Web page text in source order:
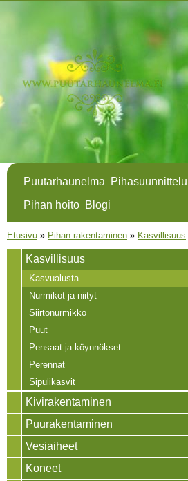
pääsisältöön
Puutarhaunelma Pihasuunnittelu
Pihan hoito Blogi
Olet täällä
Etusivu » Pihan rakentaminen » Kasvillisuus
Kasvillisuus
Kasvualusta
Nurmikot ja niityt
Siirtonurmikko
Puut
Pensaat ja köynnökset
Perennat
Sipulikasvit
Kivirakentaminen
Puurakentaminen
Vesiaiheet
Koneet